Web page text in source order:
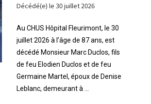
Décédé(e) le 30 juillet 2026
Au CHUS Hôpital Fleurimont, le 30
juillet 2026 à l’âge de 87 ans, est
décédé Monsieur Marc Duclos, fils
de feu Elodien Duclos et de feu
Germaine Martel, époux de Denise
Leblanc, demeurant à ...